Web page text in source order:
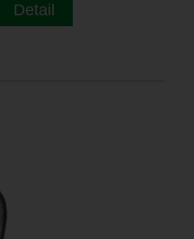
Detail